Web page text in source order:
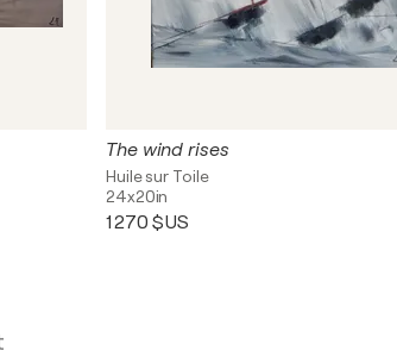
The wind rises
Huile sur Toile
24x20in
1 270 $US